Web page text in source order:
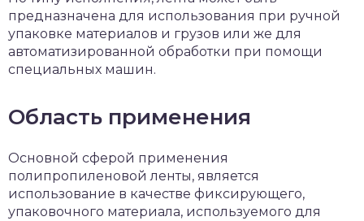
предназначена для использования при ручной
упаковке материалов и грузов или же для
автоматизированной обработки при помощи
специальных машин.
Область применения
Основной сферой применения
полипропиленовой ленты, является
использование в качестве фиксирующего,
упаковочного материала, используемого для